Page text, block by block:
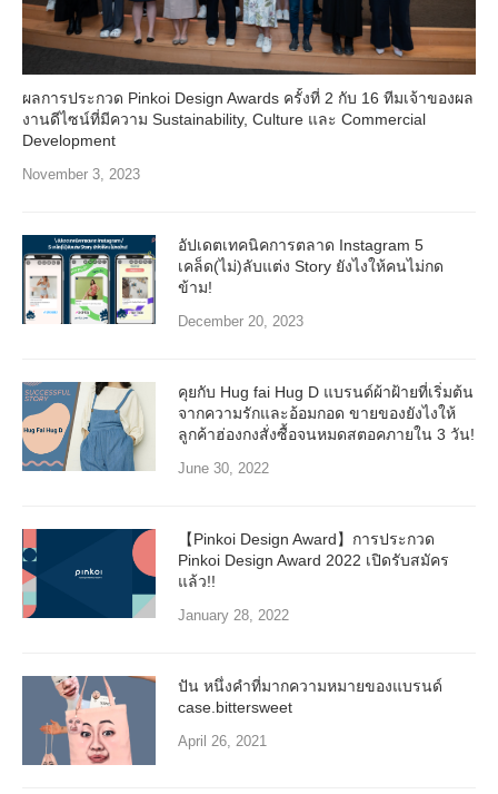
ผลการประกวด Pinkoi Design Awards ครั้งที่ 2 กับ 16 ทีมเจ้าของผล
งานดีไซน์ที่มีความ Sustainability, Culture และ Commercial
Development
November 3, 2023
อัปเดตเทคนิคการตลาด Instagram 5
เคล็ด(ไม่)ลับแต่ง Story ยังไงให้คนไม่กด
ข้าม!
December 20, 2023
คุยกับ Hug fai Hug D แบรนด์ผ้าฝ้ายที่เริ่มต้น
จากความรักและอ้อมกอด ขายของยังไงให้
ลูกค้าฮ่องกงสั่งซื้อจนหมดสตอคภายใน 3 วัน!
June 30, 2022
【Pinkoi Design Award】การประกวด
Pinkoi Design Award 2022 เปิดรับสมัคร
แล้ว!!
January 28, 2022
ปัน หนึ่งคำที่มากความหมายของแบรนด์
case.bittersweet
April 26, 2021